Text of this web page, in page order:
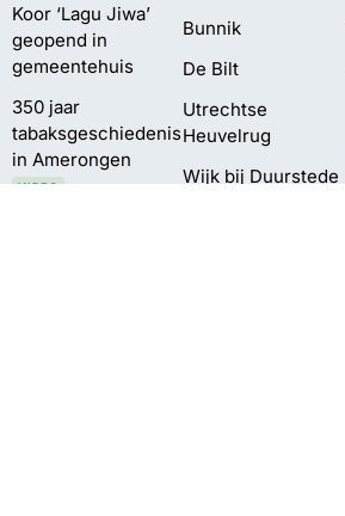
Koor ‘Lagu Jiwa’
geopend in
gemeentehuis
350 jaar
tabaksgeschiedenis
in Amerongen
VIDEO
Bunnik
De Bilt
Utrechtse
Heuvelrug
Wijk bij Duurstede